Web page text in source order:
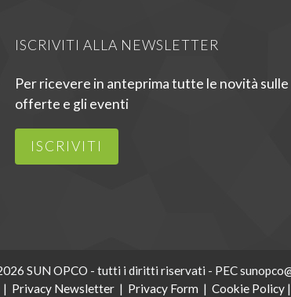
ISCRIVITI ALLA NEWSLETTER
Per ricevere in anteprima tutte le novità sulle
offerte e gli eventi
ISCRIVITI
SUN OPCO - tutti i diritti riservati - PEC
| Privacy Newsletter | Privacy Form | Cookie Policy |